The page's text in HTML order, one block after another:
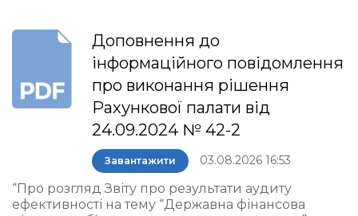
Доповнення до
інформаційного повідомлення
про виконання рішення
Рахункової палати від
24.09.2024 № 42-2
Завантажити 03.08.2026 16:53
“Про розгляд Звіту про результати аудиту
ефективності на тему “Державна фінансова